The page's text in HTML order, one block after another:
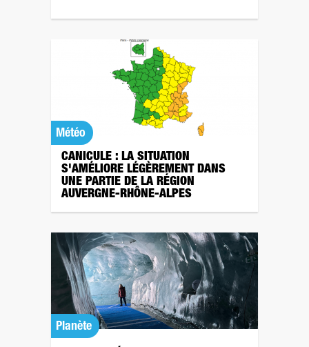
Météo
CANICULE : LA SITUATION
S'AMÉLIORE LÉGÈREMENT DANS
UNE PARTIE DE LA RÉGION
AUVERGNE-RHÔNE-ALPES
Planète